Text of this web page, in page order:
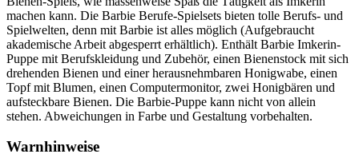
machen kann. Die Barbie Berufe-Spielsets bieten tolle Berufs- und
Spielwelten, denn mit Barbie ist alles möglich (Aufgebraucht
akademische Arbeit abgesperrt erhältlich). Enthält Barbie Imkerin-
Puppe mit Berufskleidung und Zubehör, einen Bienenstock mit sich
drehenden Bienen und einer herausnehmbaren Honigwabe, einen
Topf mit Blumen, einen Computermonitor, zwei Honigbären und
aufsteckbare Bienen. Die Barbie-Puppe kann nicht von allein
stehen. Abweichungen in Farbe und Gestaltung vorbehalten.
Warnhinweise